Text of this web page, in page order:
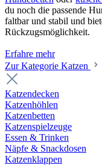
du noch die passende
faltbar und stabil und
Rückzugsmöglichkeit.
Erfahre mehr
Zur Kategorie Katzen
Katzendecken
Katzenhöhlen
Katzenbetten
Katzenspielzeuge
Essen & Trinken
Näpfe & Snackdosen
Katzenklappen